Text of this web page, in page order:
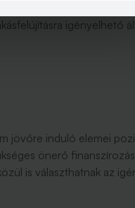
egy része is kivár a
igényelhető
jövőre induló elemei
önerő
is választhatnak az